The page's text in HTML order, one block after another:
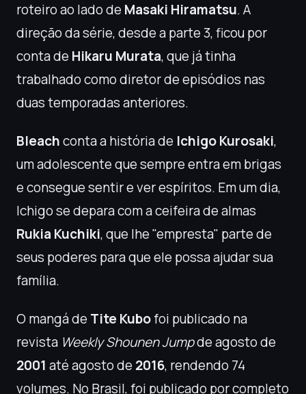
roteiro ao lado de Masaki Hiramatsu. A
direção da série, desde a parte 3, ficou por
conta de Hikaru Murata, que já tinha
trabalhado como diretor de episódios nas
duas temporadas anteriores.
Bleachconta a história de Ichigo Kurosaki,
um adolescente que sempre entra em brigas
e consegue sentir e ver espíritos. Em um dia,
Ichigo se depara com a ceifeira de almas
Rukia Kuchiki, que lhe "empresta" parte de
seus poderes para que ele possa ajudar sua
família.
O mangá de Tite Kubofoi publicado na
revista Weekly Shounen Jumpde agosto de
2001 até agosto de 2016, rendendo 74
volumes. No Brasil, foi publicado por completo